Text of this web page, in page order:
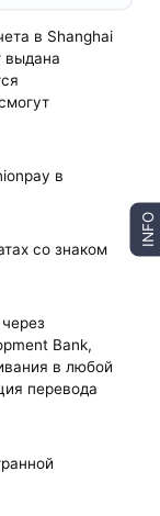
в Shanghai
выдана
в
со знаком
Bank,
в любой
перевода
INFO